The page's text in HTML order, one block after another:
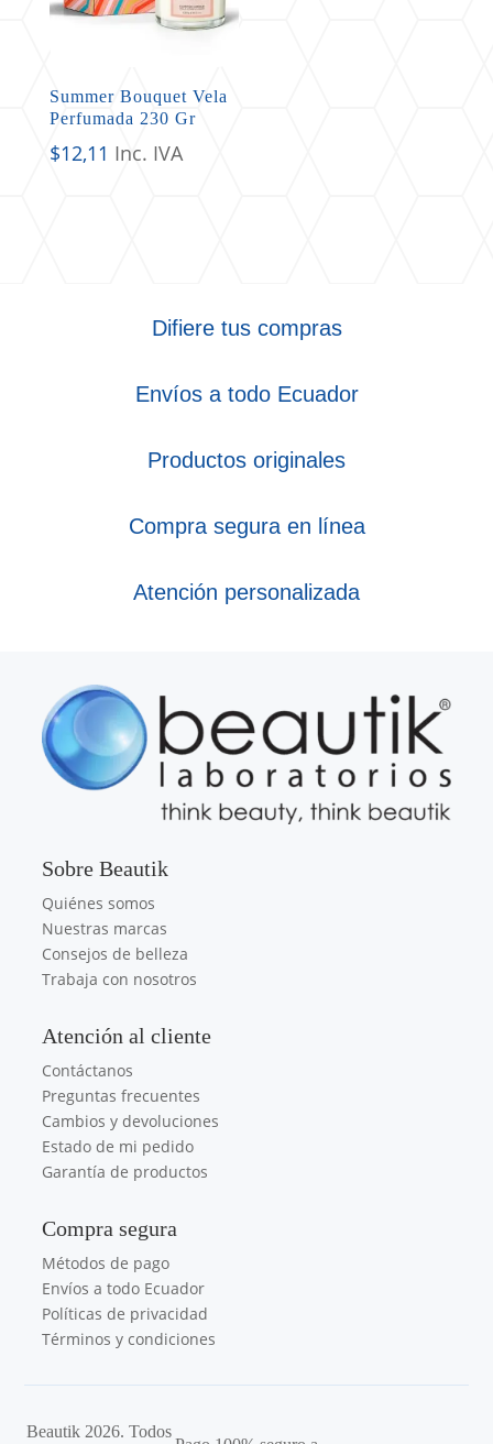
Summer Bouquet Vela
Perfumada 230 Gr
$12,11 Inc. IVA
Difiere tus compras
Envíos a todo Ecuador
Productos originales
Compra segura en línea
Atención personalizada
Sobre Beautik
Quiénes somos
Nuestras marcas
Consejos de belleza
Trabaja con nosotros
Atención al cliente
Contáctanos
Preguntas frecuentes
Cambios y devoluciones
Estado de mi pedido
Garantía de productos
Compra segura
Métodos de pago
Envíos a todo Ecuador
Políticas de privacidad
Términos y condiciones
Beautik 2026. Todos